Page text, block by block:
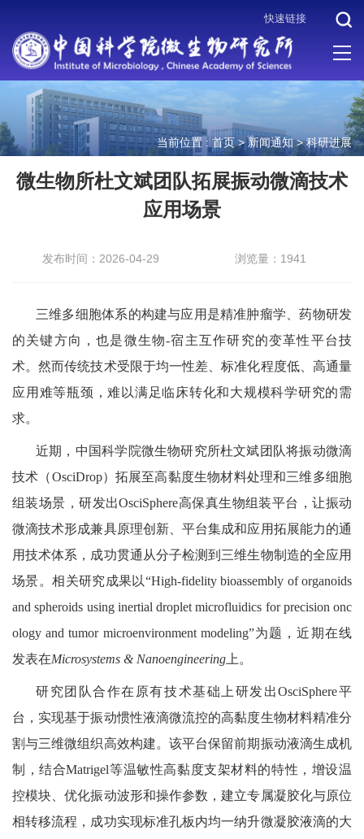
快速链接
当前位置 : 首页>新闻通知>科研进展
微生物所杜文斌团队拓展振动微滴技术
应用场景
发布时间：2026-04-29 浏览量：1941
三维多细胞体系的构建与应用是精准肿瘤学、药物研发
的关键方向，也是微生物-宿主互作研究的变革性平台技
术。然而传统技术受限于均一性差、标准化程度低、高通量
应用难等瓶颈，难以满足临床转化和大规模科学研究的需
求。
近期，中国科学院微生物研究所杜文斌团队将振动微滴
技术（OsciDrop）拓展至高黏度生物材料处理和三维多细胞
组装场景，研发出OsciSphere高保真生物组装平台，让振动
微滴技术形成兼具原理创新、平台集成和应用拓展能力的通
用技术体系，成功贯通从分子检测到三维生物制造的全应用
场景。相关研究成果以“High-fidelity bioassembly of organoids
and spheroids using inertial droplet microfluidics for precision onc
ology and tumor microenvironment modeling”为题，近期在线
发表在Microsystems & Nanoengineering 上。
研究团队合作在原有技术基础上研发出OsciSphere平
台，实现基于振动惯性液滴微流控的高黏度生物材料精准分
割与三维微组织高效构建。该平台保留前期振动液滴生成机
制，结合Matrigel等温敏性高黏度支架材料的特性，增设温
控模块、优化振动波形和操作参数，建立专属凝胶化与原位
相转移流程，成功实现标准孔板内均一纳升微凝胶液滴的大